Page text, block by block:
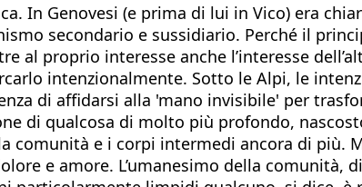
In Genovesi (e prima di lui in Vico) era
secondario e sussidiario. Perché il
al proprio interesse anche l’interesse
intenzionalmente. Sotto le Alpi, le
di affidarsi alla 'mano invisibile' per
di qualcosa di molto più profondo,
comunità e i corpi intermedi ancora di più.
e amore. L’umanesimo della comunità,